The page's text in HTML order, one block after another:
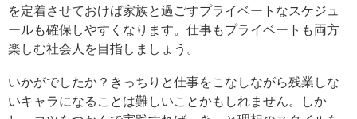
を定着させておけば家族と過ごすプライベートなスケジュ
ールも確保しやすくなります。仕事もプライベートも両方
楽しむ社会人を目指しましょう。
いかがでしたか？きっちりと仕事をこなしながら残業しな
いキャラになることは難しいことかもしれません。しか